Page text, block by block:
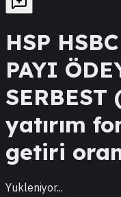
HSP
PAYI
yatırım
getiri
Yukleniyor...